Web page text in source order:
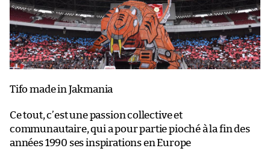
Tifo made in Jakmania
Ce tout, c’est une passion collective et
communautaire, qui a pour partie pioché à la fin des
années 1990 ses inspirations en Europe